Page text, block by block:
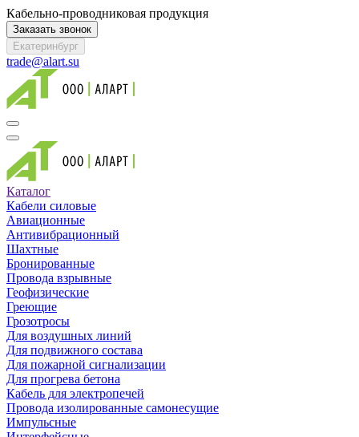
Кабельно-проводниковая продукция
Заказать звонок
Екатеринбург
trade@alart.su
Каталог
Кабели силовые
Авиационные
Антивибрационный
Шахтные
Бронированные
Провода взрывные
Геофизические
Греющие
Грозотросы
Для воздушных линий
Для подвижного состава
Для пожарной сигнализации
Для прогрева бетона
Кабель для электропечей
Провода изолированные самонесущие
Импульсные